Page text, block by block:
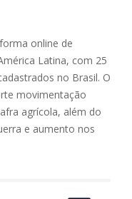
online de
Latina, com 25
no Brasil. O
movimentação
agrícola, além do
e aumento nos